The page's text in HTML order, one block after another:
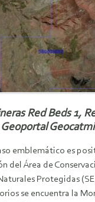
Red Beds 1,
emblemático es
del Área de
Protegidas
se encuentra la